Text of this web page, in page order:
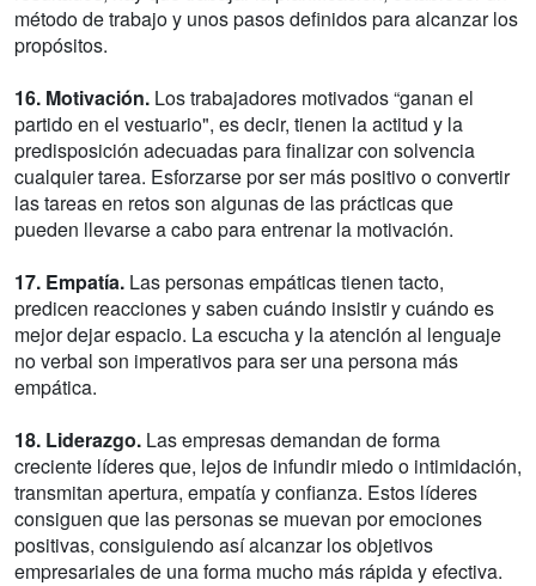
método de trabajo y unos pasos definidos para alcanzar los
propósitos.
16. Motivación. Los trabajadores motivados “ganan el
partido en el vestuario", es decir, tienen la actitud y la
predisposición adecuadas para finalizar con solvencia
cualquier tarea. Esforzarse por ser más positivo o convertir
las tareas en retos son algunas de las prácticas que
pueden llevarse a cabo para entrenar la motivación.
17. Empatía. Las personas empáticas tienen tacto,
predicen reacciones y saben cuándo insistir y cuándo es
mejor dejar espacio. La escucha y la atención al lenguaje
no verbal son imperativos para ser una persona más
empática.
18. Liderazgo. Las empresas demandan de forma
creciente líderes que, lejos de infundir miedo o intimidación,
transmitan apertura, empatía y confianza. Estos líderes
consiguen que las personas se muevan por emociones
positivas, consiguiendo así alcanzar los objetivos
empresariales de una forma mucho más rápida y efectiva.